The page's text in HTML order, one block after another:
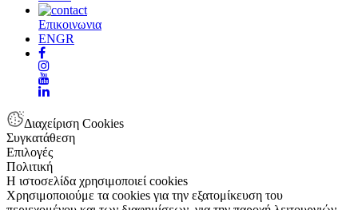
Επικοινωνια
ENGR
Διαχείριση Cookies
Συγκατάθεση
Επιλογές
Πολιτική
Η ιστοσελίδα χρησιμοποιεί cookies
Χρησιμοποιούμε τα cookies για την εξατομίκευση του